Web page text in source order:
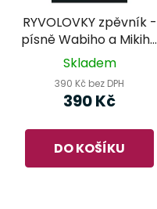
RYVOLOVKY zpěvník -
písně Wabiho a Mikiho
Ryvolů - 2.díl
Skladem
390 Kč bez DPH
390 Kč
DO KOŠÍKU